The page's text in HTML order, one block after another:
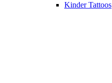
Kinder Tattoos